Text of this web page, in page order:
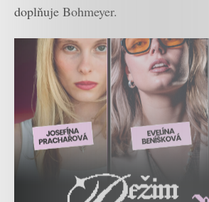
doplňuje Bohmeyer.